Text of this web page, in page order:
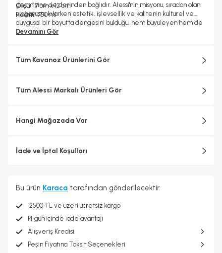
Ölçü:17 cm x 12 cm
Hacim:750 ml
Alessi Hakkında
geçmişine de derinden bağlıdır. Alessi'nin misyonu, sıradan olanı
olağanüstü kılarken estetik, işlevsellik ve kalitenin kültürel ve
duygusal bir boyutta dengesini bulduğu, hem büyüleyen hem de
şaşırtan günlük nesneler yaratmaktır.
ve bugün bile Crusinallo, Omegna'daki fabrikada son derece
zanaatkârlığa özgü ayrıntılara gösterilen özen arasında sürekli bir
arabuluculuk sağlanarak her biri için katı kalite standartları
Devamını Gör
Tüm Kavanoz Ürünlerini Gör
Tüm Alessi Markalı Ürünleri Gör
Hangi Mağazada Var
İade ve İptal Koşulları
Bu ürün Karaca tarafından gönderilecektir.
2500 TL ve üzeri ücretsiz kargo
14 gün içinde iade avantajı
Alışveriş Kredisi
Peşin Fiyatına Taksit Seçenekleri